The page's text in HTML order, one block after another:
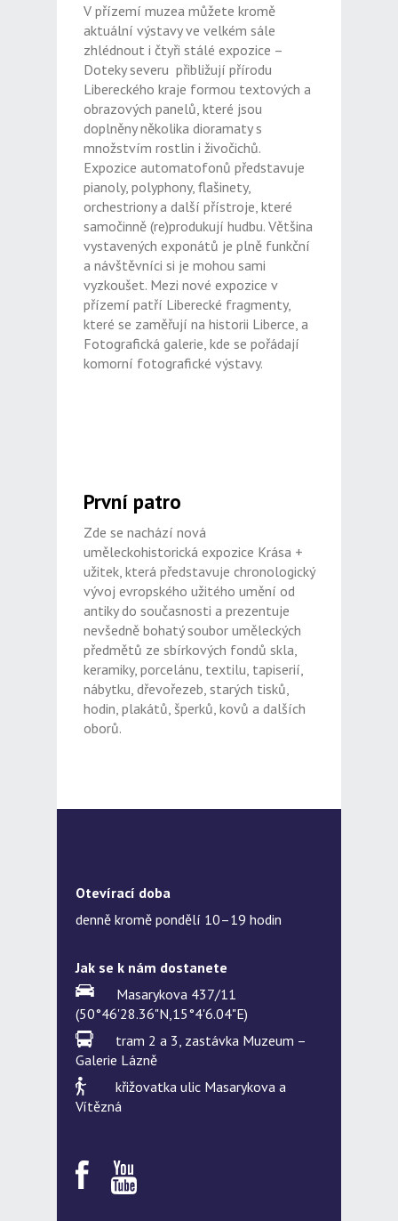
V přízemí muzea můžete kromě
aktuální výstavy ve velkém sále
zhlédnout i čtyři stálé expozice –
Doteky severu přibližují přírodu
Libereckého kraje formou textových a
obrazových panelů, které jsou
doplněny několika dioramaty s
množstvím rostlin i živočichů.
Expozice automatofonů představuje
pianoly, polyphony, flašinety,
orchestriony a další přístroje, které
samočinně (re)produkují hudbu. Většina
vystavených exponátů je plně funkční
a návštěvníci si je mohou sami
vyzkoušet. Mezi nové expozice v
přízemí patří Liberecké fragmenty,
které se zaměřují na historii Liberce, a
Fotografická galerie, kde se pořádají
komorní fotografické výstavy.
První patro
Zde se nachází nová
uměleckohistorická expozice Krása +
užitek, která představuje chronologický
vývoj evropského užitého umění od
antiky do současnosti a prezentuje
nevšedně bohatý soubor uměleckých
předmětů ze sbírkových fondů skla,
keramiky, porcelánu, textilu, tapiserií,
nábytku, dřevořezeb, starých tisků,
hodin, plakátů, šperků, kovů a dalších
oborů.
Otevírací doba
denně kromě pondělí 10–19 hodin
Jak se k nám dostanete
Masarykova 437/11
(50°46'28.36"N,15°4'6.04"E)
tram 2 a 3, zastávka Muzeum –
Galerie Lázně
křižovatka ulic Masarykova a
Vítězná